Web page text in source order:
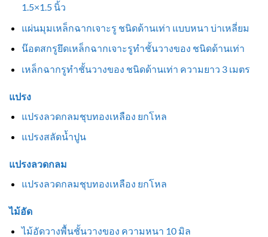
1.5×1.5 นิ้ว
แผ่นมุมเหล็กฉากเจาะรู ชนิดด้านเท่า แบบหนา บ่าเหลี่ยม
น๊อตสกรูยึดเหล็กฉากเจาะรูทำชั้นวางของ ชนิดด้านเท่า
เหล็กฉากรูทำชั้นวางของ ชนิดด้านเท่า ความยาว 3 เมตร
แปรง
แปรงลวดกลมชุบทองเหลือง ยกโหล
แปรงสลัดน้ำปูน
แปรงลวดกลม
แปรงลวดกลมชุบทองเหลือง ยกโหล
ไม้อัด
ไม้อัดวางพื้นชั้นวางของ ความหนา 10 มิล